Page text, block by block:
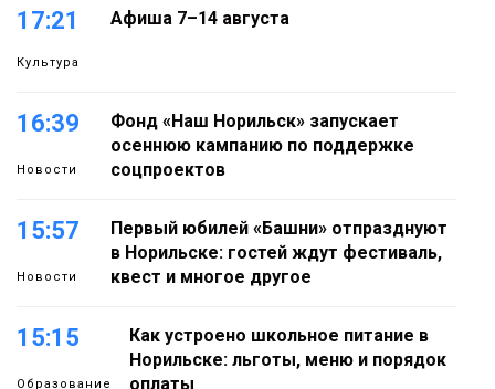
17:21
Культура
Афиша 7–14 августа
16:39
Новости
Фонд «Наш Норильск» запускает
осеннюю кампанию по поддержке
соцпроектов
15:57
Новости
Первый юбилей «Башни» отпразднуют
в Норильске: гостей ждут фестиваль,
квест и многое другое
15:15
Образование
Как устроено школьное питание в
Норильске: льготы, меню и порядок
оплаты